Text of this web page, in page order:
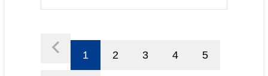
1 2 3 4 5